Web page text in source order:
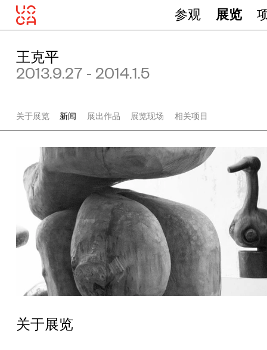
参观 展览
王克平
2013.9.27 - 2014.1.5
关于展览 新闻 展出作品 展览现场 相关项目
关于展览